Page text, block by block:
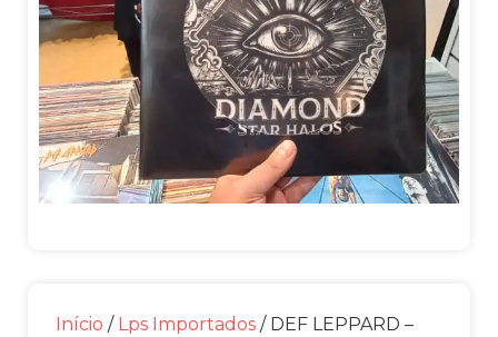
Início / Lps Importados / DEF LEPPARD –